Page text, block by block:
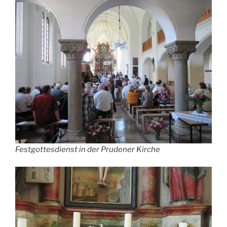
Festgottesdienst in der Prudener Kirche